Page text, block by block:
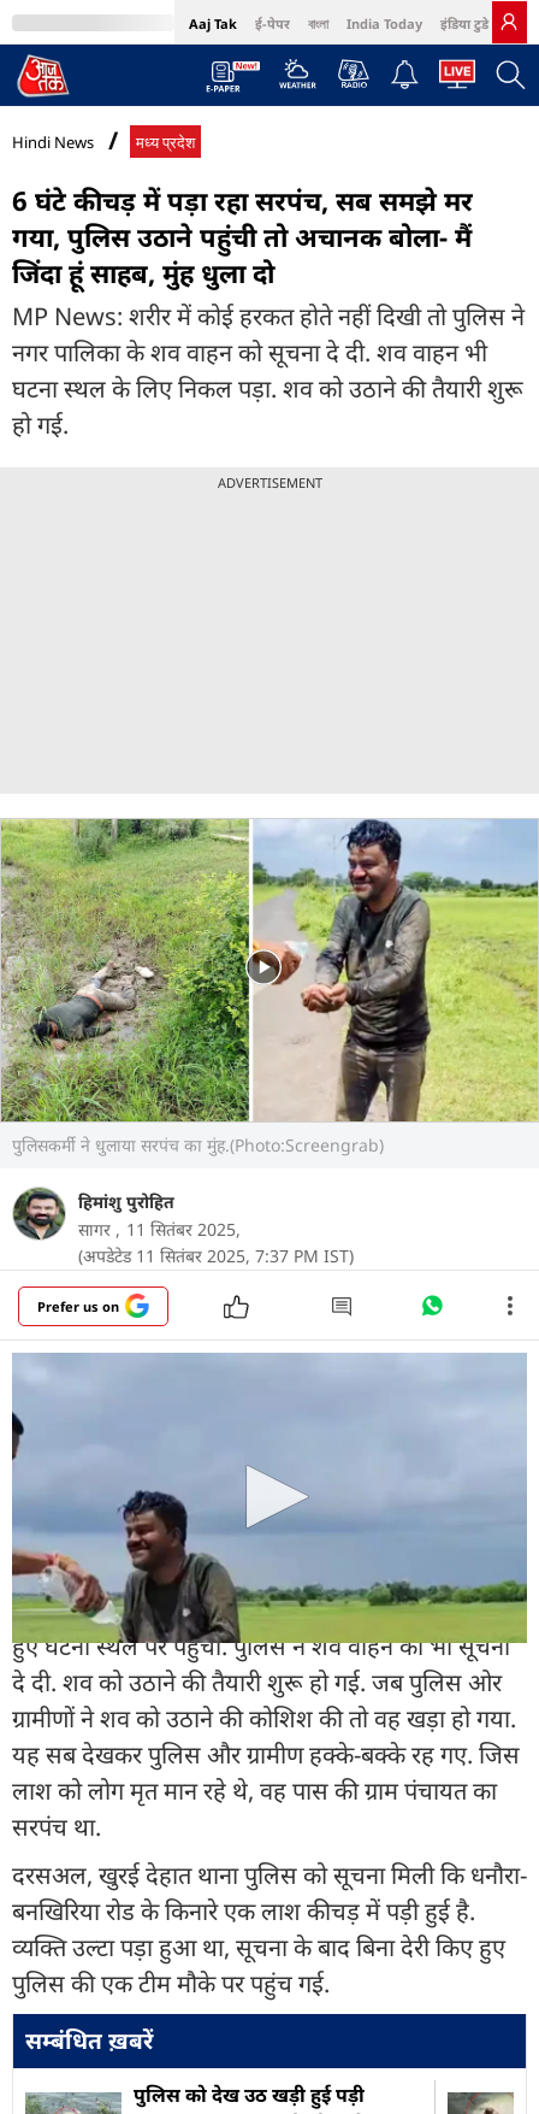
Aaj Tak ई-पेपर বাংলা India Today इंडिया टुडे हिंदी
MumbaiTak Cosmopolitan Harper's Bazaar Northeast
Hindi News मध्य प्रदेश
6 घंटे कीचड़ में पड़ा रहा सरपंच, सब समझे मर
गया, पुलिस उठाने पहुंची तो अचानक बोला- मैं
जिंदा हूं साहब, मुंह धुला दो
MP News: शरीर में कोई हरकत होते नहीं दिखी तो पुलिस ने
नगर पालिका के शव वाहन को सूचना दे दी. शव वाहन भी
घटना स्थल के लिए निकल पड़ा. शव को उठाने की तैयारी शुरू
हो गई.
ADVERTISEMENT
पुलिसकर्मी ने धुलाया सरपंच का मुंह.(Photo:Screengrab)
हिमांशु पुरोहित
सागर , 11 सितंबर 2025,
(अपडेटेड 11 सितंबर 2025, 7:37 PM IST)
Prefer us on
मामला सामने आया है. जहां पुलिस को सूचना मिली कि
बनखिरिया गांव के पास एक अज्ञात व्यक्ति की लाश सड़क
सूचना मिलते ही पुलिस हरकत में आ गई और बिना देर किए
हुए घटना स्थल पर पहुंची. पुलिस ने शव वाहन को भी सूचना
दे दी. शव को उठाने की तैयारी शुरू हो गई. जब पुलिस ओर
ग्रामीणों ने शव को उठाने की कोशिश की तो वह खड़ा हो गया.
यह सब देखकर पुलिस और ग्रामीण हक्के-बक्के रह गए. जिस
लाश को लोग मृत मान रहे थे, वह पास की ग्राम पंचायत का
सरपंच था.
दरसअल, खुरई देहात थाना पुलिस को सूचना मिली कि धनौरा-
बनखिरिया रोड के किनारे एक लाश कीचड़ में पड़ी हुई है.
व्यक्ति उल्टा पड़ा हुआ था, सूचना के बाद बिना देरी किए हुए
पुलिस की एक टीम मौके पर पहुंच गई.
सम्बंधित ख़बरें
पुलिस को देख उठ खड़ी हुई पड़ी